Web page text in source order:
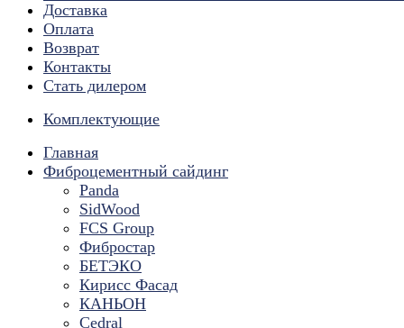
Доставка
Оплата
Возврат
Контакты
Стать дилером
Комплектующие
Главная
Фиброцементный сайдинг
Panda
SidWood
FCS Group
Фибростар
БЕТЭКО
Кирисс Фасад
КАНЬОН
Cedral